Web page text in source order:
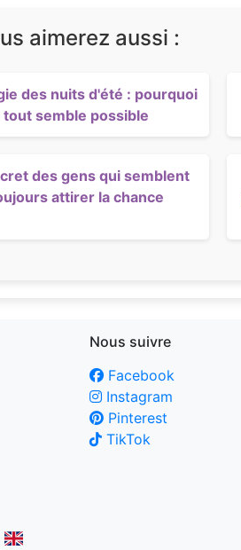
aimerez aussi :
des nuits d'été : pourquoi
tout semble possible
des gens qui semblent
attirer la chance
Nous suivre
Facebook
Instagram
Pinterest
TikTok